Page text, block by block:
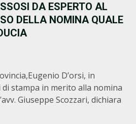
DA ESPERTO AL
DELLA NOMINA QUALE
D’orsi, in
stampa in merito alla nomina
Giuseppe Scozzari, dichiara